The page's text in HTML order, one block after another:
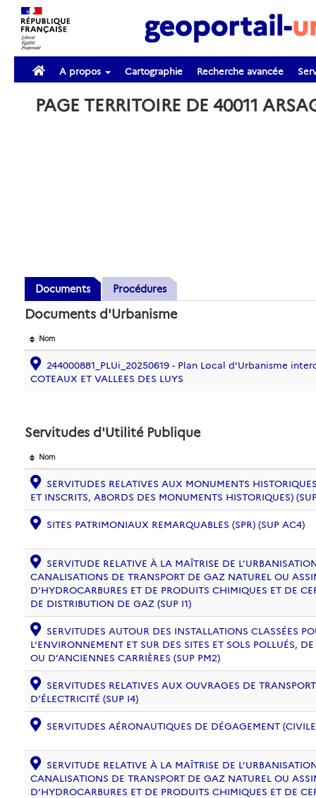
A propos Cartographie Recherche avancée
PAGE TERRITOIRE DE 40011
Documents Procédures
Documents d'Urbanisme
Nom
244000881_PLUi_20250619 - Plan Local d'Urbanisme
COTEAUX ET VALLEES DES LUYS
Servitudes d'Utilité Publique
Nom
SERVITUDES RELATIVES AUX MONUMENTS
ET INSCRITS, ABORDS DES MONUMENTS HISTORIQUES)
SITES PATRIMONIAUX REMARQUABLES (SPR) (SUP AC4)
SERVITUDE RELATIVE À LA MAÎTRISE DE
CANALISATIONS DE TRANSPORT DE GAZ NATUREL OU
D’HYDROCARBURES ET DE PRODUITS CHIMIQUES ET DE
DE DISTRIBUTION DE GAZ (SUP I1)
SERVITUDES AUTOUR DES INSTALLATIONS CLASSÉES
L’ENVIRONNEMENT ET SUR DES SITES ET SOLS POLLUÉS,
OU D’ANCIENNES CARRIÈRES (SUP PM2)
SERVITUDES RELATIVES AUX OUVRAGES DE
D’ÉLECTRICITÉ (SUP I4)
SERVITUDES AÉRONAUTIQUES DE DÉGAGEMENT
SERVITUDE RELATIVE À LA MAÎTRISE DE
CANALISATIONS DE TRANSPORT DE GAZ NATUREL OU
D’HYDROCARBURES ET DE PRODUITS CHIMIQUES ET DE